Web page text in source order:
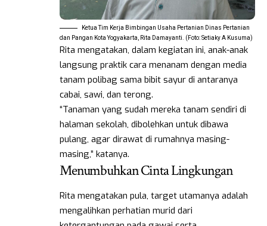
Ketua Tim Kerja Bimbingan Usaha Pertanian Dinas Pertanian
dan Pangan Kota Yogyakarta, Rita Damayanti. (Foto: Setiaky A Kusuma)
Rita mengatakan, dalam kegiatan ini, anak-anak
langsung praktik cara menanam dengan media
tanam polibag sama bibit sayur di antaranya
cabai, sawi, dan terong.
“Tanaman yang sudah mereka tanam sendiri di
halaman sekolah, dibolehkan untuk dibawa
pulang, agar dirawat di rumahnya masing-
masing,” katanya.
Menumbuhkan Cinta Lingkungan
Rita mengatakan pula, target utamanya adalah
mengalihkan perhatian murid dari